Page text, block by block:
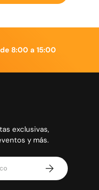
8:00 a 15:00
exclusivas,
y más.
Suscribirse